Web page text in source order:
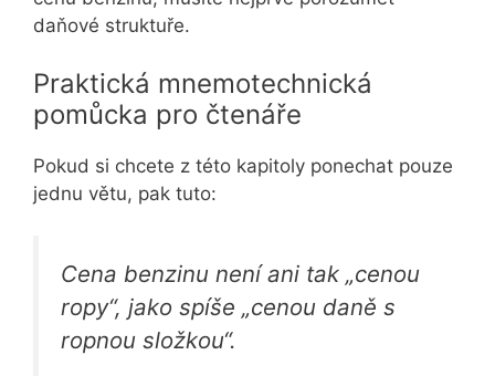
daňové struktuře.
Praktická mnemotechnická
pomůcka pro čtenáře
Pokud si chcete z této kapitoly ponechat pouze
jednu větu, pak tuto:
Cena benzinu není ani tak „cenou
ropy“, jako spíše „cenou daně s
ropnou složkou“.